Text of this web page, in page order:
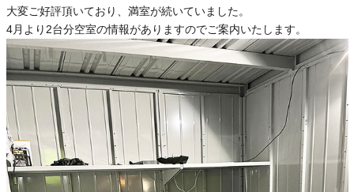
大変ご好評頂いており、満室が続いていました。
4月より2台分空室の情報がありますのでご案内いたします。